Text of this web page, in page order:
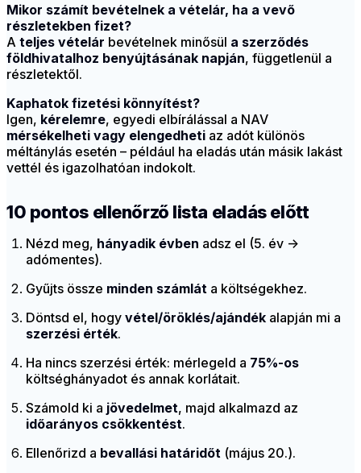
Mikor számít bevételnek a vételár, ha a vevő
részletekben fizet?
A teljes vételár bevételnek minősül a szerződés
földhivatalhoz benyújtásának napján, függetlenül a
részletektől.
Kaphatok fizetési könnyítést?
Igen, kérelemre, egyedi elbírálással a NAV
mérsékelheti vagy elengedheti az adót különös
méltánylás esetén – például ha eladás után másik lakást
vettél és igazolhatóan indokolt.
10 pontos ellenőrző lista eladás előtt
Nézd meg, hányadik évben adsz el (5. év →
adómentes).
Gyűjts össze minden számlát a költségekhez.
Döntsd el, hogy vétel/öröklés/ajándék alapján mi a
szerzési érték.
Ha nincs szerzési érték: mérlegeld a 75%-os
költséghányadot és annak korlátait.
Számold ki a jövedelmet, majd alkalmazd az
időarányos csökkentést.
Ellenőrizd a bevallási határidőt (május 20.).